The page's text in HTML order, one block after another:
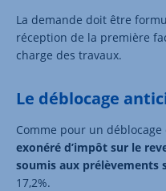
La demande doit être
réception de la première
charge des travaux.
Le déblocage
Comme pour un
exonéré d’impôt sur le
soumis aux prélèvements
17,2%.